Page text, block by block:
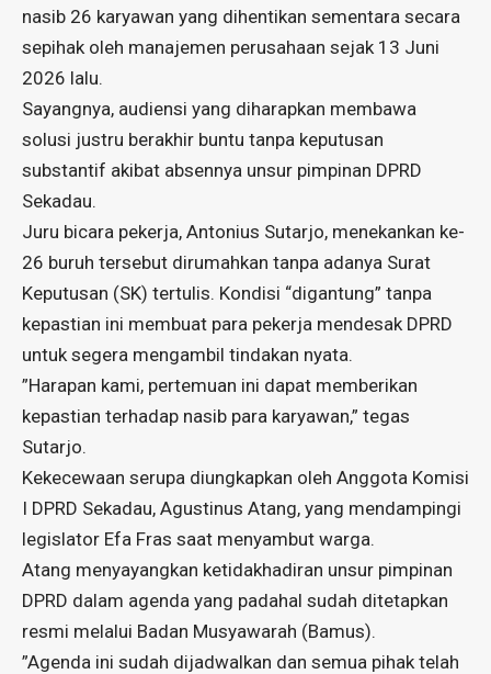
nasib 26 karyawan yang dihentikan sementara secara
sepihak oleh manajemen perusahaan sejak 13 Juni
2026 lalu.
​Sayangnya, audiensi yang diharapkan membawa
solusi justru berakhir buntu tanpa keputusan
substantif akibat absennya unsur pimpinan DPRD
Sekadau.
Juru bicara pekerja, Antonius Sutarjo, menekankan ke-
26 buruh tersebut dirumahkan tanpa adanya Surat
Keputusan (SK) tertulis. Kondisi “digantung” tanpa
kepastian ini membuat para pekerja mendesak DPRD
untuk segera mengambil tindakan nyata.
​”Harapan kami, pertemuan ini dapat memberikan
kepastian terhadap nasib para karyawan,” tegas
Sutarjo.
Kekecewaan serupa diungkapkan oleh Anggota Komisi
I DPRD Sekadau, Agustinus Atang, yang mendampingi
legislator Efa Fras saat menyambut warga.
Atang menyayangkan ketidakhadiran unsur pimpinan
DPRD dalam agenda yang padahal sudah ditetapkan
resmi melalui Badan Musyawarah (Bamus).
​”Agenda ini sudah dijadwalkan dan semua pihak telah